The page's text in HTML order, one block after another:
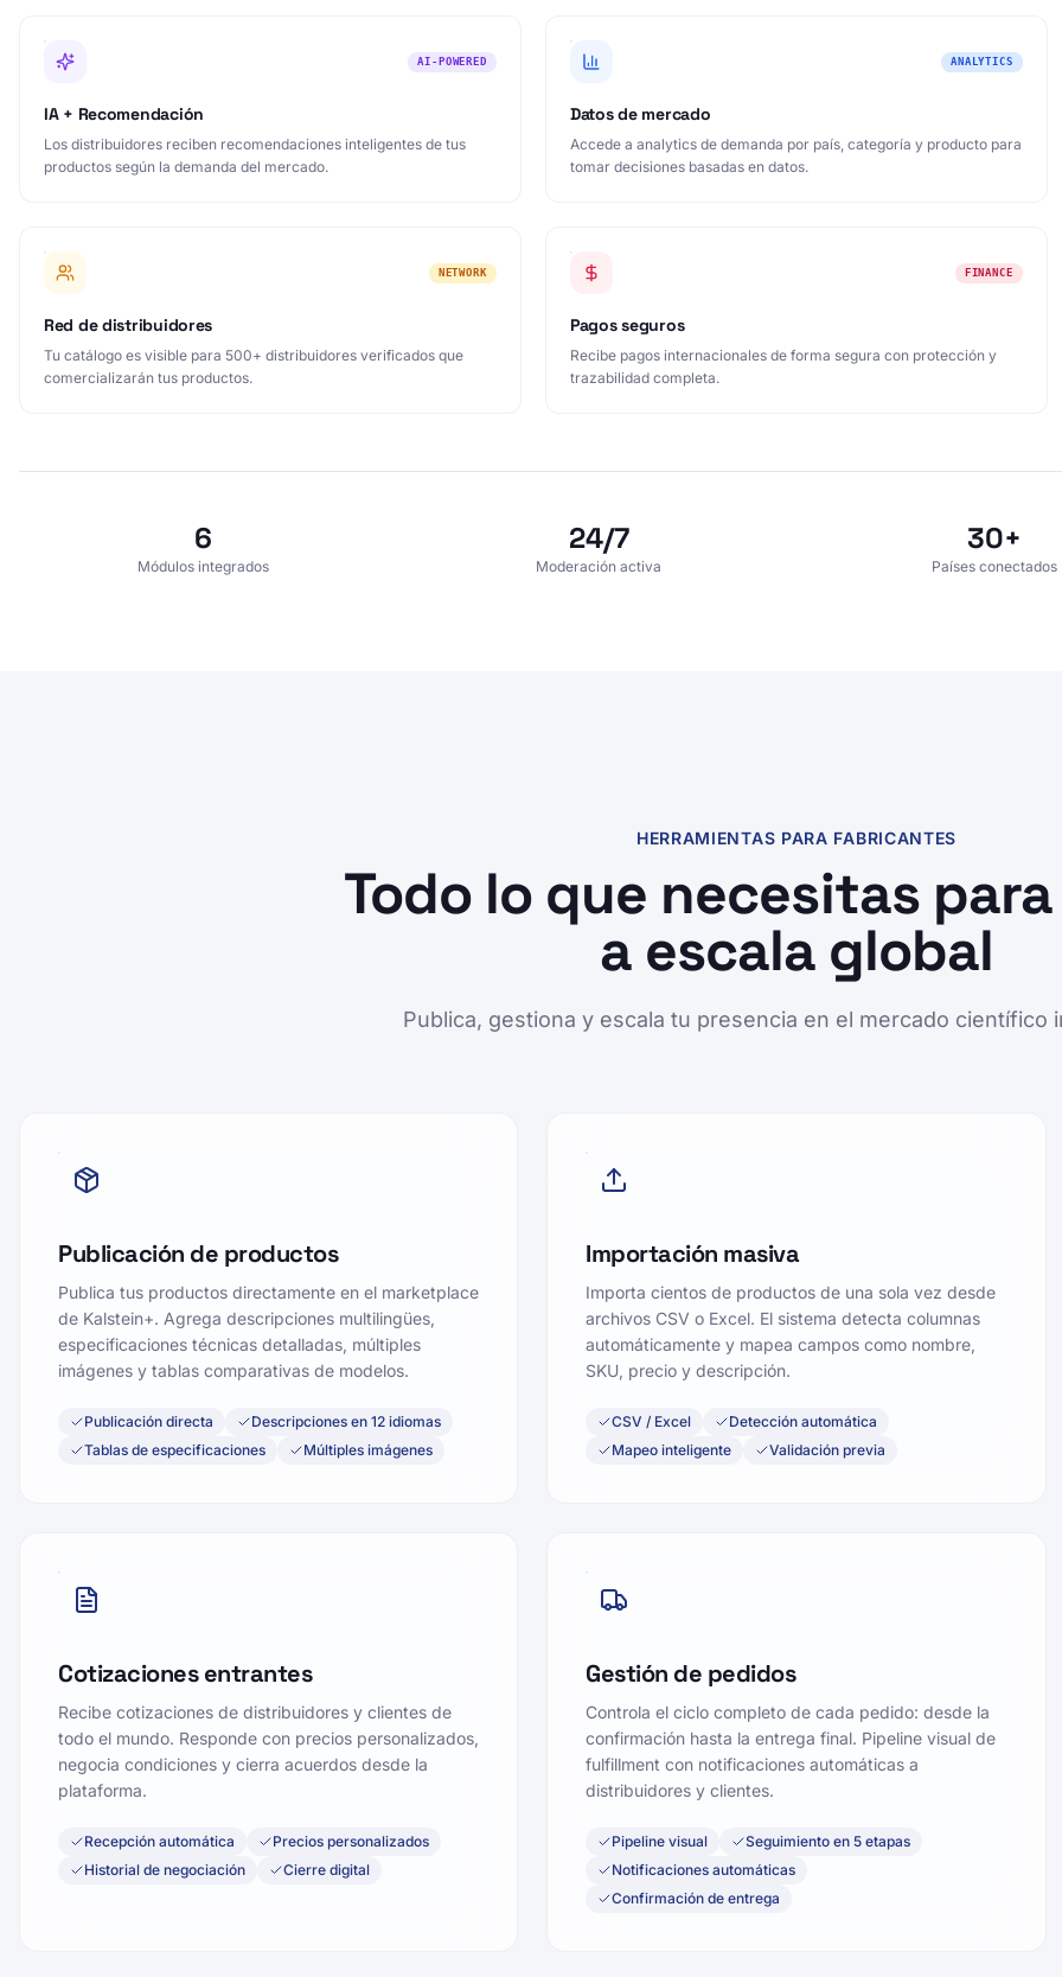
AI-POWERED
IA + Recomendación
Los distribuidores reciben recomendaciones inteligentes de tus
productos según la demanda del mercado.
ANALYTICS
Datos de mercado
Accede a analytics de demanda por país, categoría y producto para
tomar decisiones basadas en datos.
NETWORK
Red de distribuidores
Tu catálogo es visible para 500+ distribuidores verificados que
comercializarán tus productos.
FINANCE
Pagos seguros
Recibe pagos internacionales de forma segura con protección y
trazabilidad completa.
6
Módulos integrados
24/7
Moderación activa
30+
Países conectados
HERRAMIENTAS PARA FABRICANTES
Todo lo que necesitas
a escala global
Publica, gestiona y escala tu presencia en el mercado científico
Publicación de productos
Publica tus productos directamente en el marketplace
de Kalstein+. Agrega descripciones multilingües,
especificaciones técnicas detalladas, múltiples
imágenes y tablas comparativas de modelos.
Publicación directa
Descripciones en 12 idiomas
Tablas de especificaciones
Múltiples imágenes
Importación masiva
Importa cientos de productos de una sola vez desde
archivos CSV o Excel. El sistema detecta columnas
automáticamente y mapea campos como nombre,
SKU, precio y descripción.
CSV / Excel
Detección automática
Mapeo inteligente
Validación previa
Cotizaciones entrantes
Recibe cotizaciones de distribuidores y clientes de
todo el mundo. Responde con precios personalizados,
negocia condiciones y cierra acuerdos desde la
plataforma.
Recepción automática
Precios personalizados
Historial de negociación
Cierre digital
Gestión de pedidos
Controla el ciclo completo de cada pedido: desde la
confirmación hasta la entrega final. Pipeline visual de
fulfillment con notificaciones automáticas a
distribuidores y clientes.
Pipeline visual
Seguimiento en 5 etapas
Notificaciones automáticas
Confirmación de entrega